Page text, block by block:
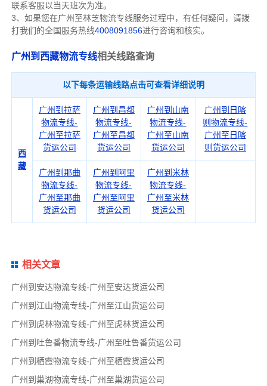
联系客服以当天班次为准。
3、如果您在广州 至林芝物流专线服务过程中，有任何疑问，请拨
打我们的全国服务热线4008091856进行咨询和核实。
广州到西藏物流专线相关线路查询
以下每条运输线路点击可查看详细说明
西
藏
广州到拉萨
物流专线-
广州至拉萨
货运公司
广州到昌都
物流专线-
广州至昌都
货运公司
广州到山南
物流专线-
广州至山南
货运公司
广州到日喀
则物流专线-
广州至日喀
则货运公司
广州到那曲
物流专线-
广州至那曲
货运公司
广州到阿里
物流专线-
广州至阿里
货运公司
广州到米林
物流专线-
广州至米林
货运公司
相关文章
广州到安达物流专线-广州至安达货运公司
广州到江山物流专线-广州至江山货运公司
广州到虎林物流专线-广州至虎林货运公司
广州到吐鲁番物流专线-广州至吐鲁番货运公司
广州到栖霞物流专线-广州至栖霞货运公司
广州到巢湖物流专线-广州至巢湖货运公司